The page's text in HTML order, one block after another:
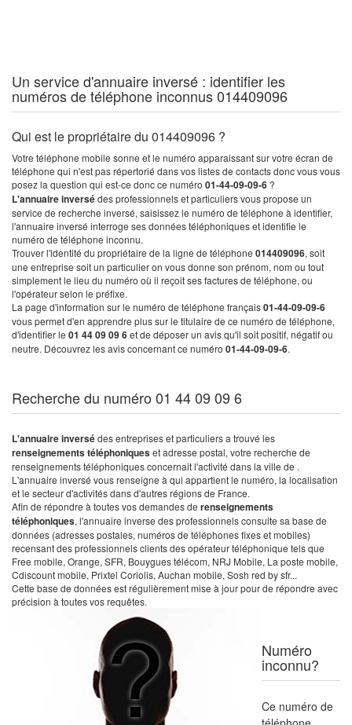
Un service d'annuaire inversé : identifier les
numéros de téléphone inconnus 014409096
Qui est le propriétaire du 014409096 ?
Votre téléphone mobile sonne et le numéro apparaissant sur votre écran de
téléphone qui n'est pas répertorié dans vos listes de contacts donc vous vous
posez la question qui est-ce donc ce numéro 01-44-09-09-6 ?
L'annuaire inversédes professionnels et particuliers vous propose un
service de recherche inversé, saisissez le numéro de téléphone à identifier,
l'annuaire inversé interroge ses données téléphoniques et identifie le
numéro de téléphone inconnu.
Trouver l'identité du propriétaire de la ligne de téléphone 014409096, soit
une entreprise soit un particulier on vous donne son prénom, nom ou tout
simplement le lieu du numéro où il reçoit ses factures de téléphone, ou
l'opérateur selon le préfixe.
La page d'information sur le numéro de téléphone français01-44-09-09-6
vous permet d'en apprendre plus sur le titulaire de ce numéro de téléphone,
d'identifier le 01 44 09 09 6et de déposer un avis qu'il soit positif, négatif ou
neutre. Découvrez les avis concernant ce numéro 01-44-09-09-6.
Recherche du numéro 01 44 09 09 6
L'annuaire inversédes entreprises et particuliers a trouvé les
renseignements téléphoniqueset adresse postal, votre recherche de
renseignements téléphoniques concernait l'activité dans la ville de .
L'annuaire inversé vous renseigne à qui appartient le numéro, la localisation
et le secteur d'activités dans d'autres régions de France.
Afin de répondre à toutes vos demandes de renseignements
téléphoniques, l'annuaire inverse des professionnels consulte sa base de
données (adresses postales, numéros de téléphones fixes et mobiles)
recensant des professionnels clients des opérateur téléphonique tels que
Free mobile, Orange, SFR, Bouygues télécom, NRJ Mobile, La poste mobile,
Cdiscount mobile, Prixtel Coriolis, Auchan mobile, Sosh red by sfr...
Cette base de données est régulièrement mise à jour pour de répondre avec
précision à toutes vos requêtes.
Numéro
inconnu?
Ce numéro de